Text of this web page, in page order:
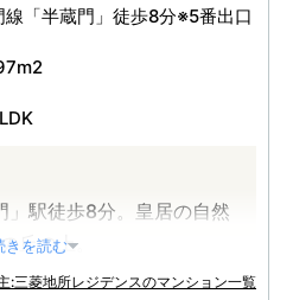
「半蔵門」徒歩8分※5番出口
」駅徒歩8分。皇居の自然
丘の上。
所「Studio PDP」を起用。
きを読む
:三菱地所レジデンスのマンション一覧